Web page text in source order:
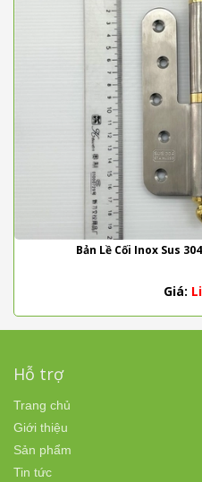
Bản Lề Cối Inox Sus
Giá:
Hỗ trợ
Trang chủ
Giới thiệu
Sản phẩm
Tin tức